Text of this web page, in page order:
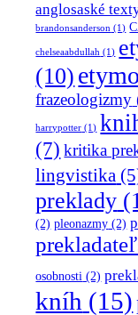
anglosaské
brandonsanderson (1)
chelseaabdullah (1)
(10)
frazeologizmy
harrypotter (1)
(7) kritika
lingvistika
preklady
(2) pleonazmy (2)
osobnosti (2)
kníh (15)